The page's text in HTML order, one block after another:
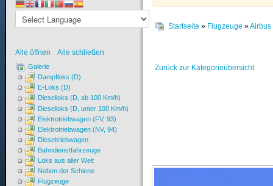
Startseite » Flugzeuge »Airbus
Zurück zur Kategorieübersicht
Alle öffnen Alle schließen
Galerie
Dampfloks (D)
E-Loks (D)
Dieselloks (D, ab 100 Km/h)
Dieselloks (D, unter 100 Km/h)
Elektrotriebwagen (FV, 93)
Elektrotriebwagen (NV, 94)
Dieseltriebwagen
Bahndienstfahrzeuge
Loks aus aller Welt
Neben der Schiene
Flugzeuge